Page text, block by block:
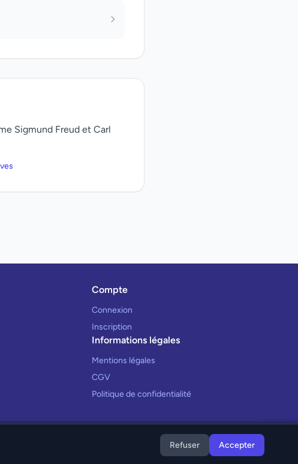
Sigmund Freud et Carl
Compte
Connexion
Inscription
Informations légales
Mentions légales
CGV
Politique de confidentialité
Refuser Accepter